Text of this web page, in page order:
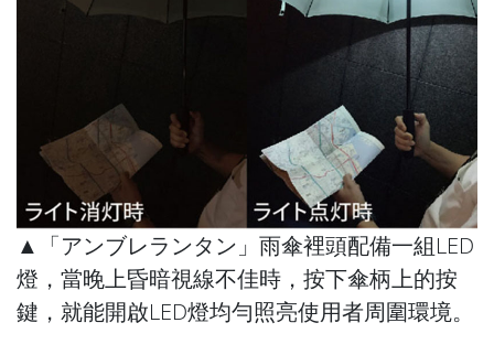
▲「アンブレランタン」雨傘裡頭配備一組LED
燈，當晚上昏暗視線不佳時，按下傘柄上的按
鍵，就能開啟LED燈均勻照亮使用者周圍環境。